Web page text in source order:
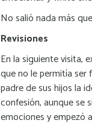
No salió nada más
Revisiones
En la siguiente visita,
que no le permitía ser
padre de sus hijos la
confesión, aunque se
emociones y empezó